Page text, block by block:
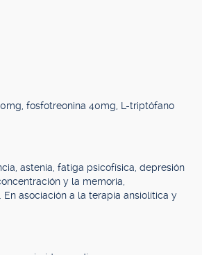
fosfotreonina 40mg, L-triptófano
astenia, fatiga psicofísica, depresión
y la memoria,
asociación a la terapia ansiolítica y